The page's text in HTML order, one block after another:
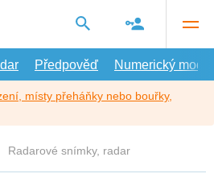
Předpověď Numerický model
místy přeháňky nebo bouřky,
Radarové snímky, radar